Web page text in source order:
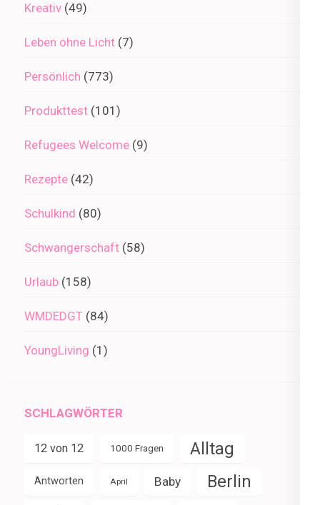
Kreativ (49)
Leben ohne Licht (7)
Persönlich (773)
Produkttest (101)
Refugees Welcome (9)
Rezepte (42)
Schulkind (80)
Schwangerschaft (58)
Urlaub (158)
WMDEDGT (84)
YoungLiving (1)
SCHLAGWÖRTER
12 von 12 1000 Fragen Alltag
Antworten April Baby Berlin